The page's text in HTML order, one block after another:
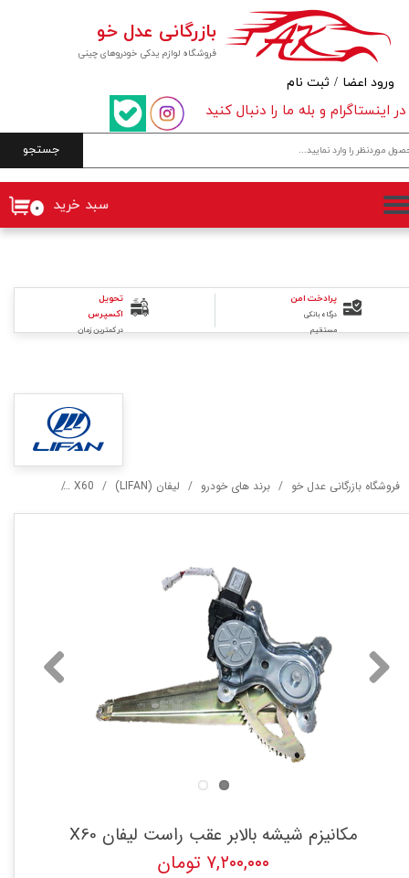
فروشگاه لوازم یدکی خودروهای چینی
بازرگانی عدل خو
جستجو
۰ سبد خرید
در اینستاگرام و بله ما را دنبال کنید
ورود اعضا / ثبت نام
حساب کاربری من
تغییر گذر واژه
سفارشات
خروج از حساب کاربری
فروشگاه بازرگانی عدل خو برند های خودرو لیفان (LIFAN) X60
مکانیزم شیشه بالابر عقب راست لیفان X60
۷,۲۰۰,۰۰۰ تومان
تحویل
اکسپرس
در کمترین زمان
پرادخت امن
درگاه بانکی
مستقیم